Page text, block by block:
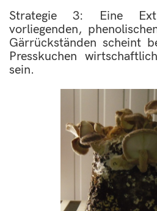
Strategie 3: Eine
vorliegenden,
Gärrückständen scheint
Presskuchen
sein.